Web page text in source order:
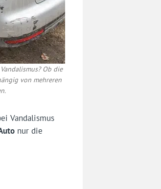
Ob die
von mehreren
Vandalismus
nur die